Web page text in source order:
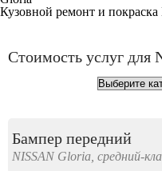
Кузовной ремонт и покраска
Стоимость услуг для
Бампер передний
NISSAN Gloria, средний-